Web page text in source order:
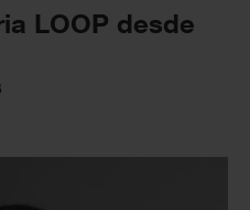
LOOP desde